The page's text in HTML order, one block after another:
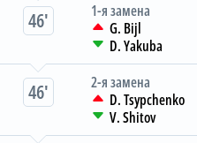
46
1-я замена
G. Bijl
D. Yakuba
46
2-я замена
D. Tsypchenko
V. Shitov